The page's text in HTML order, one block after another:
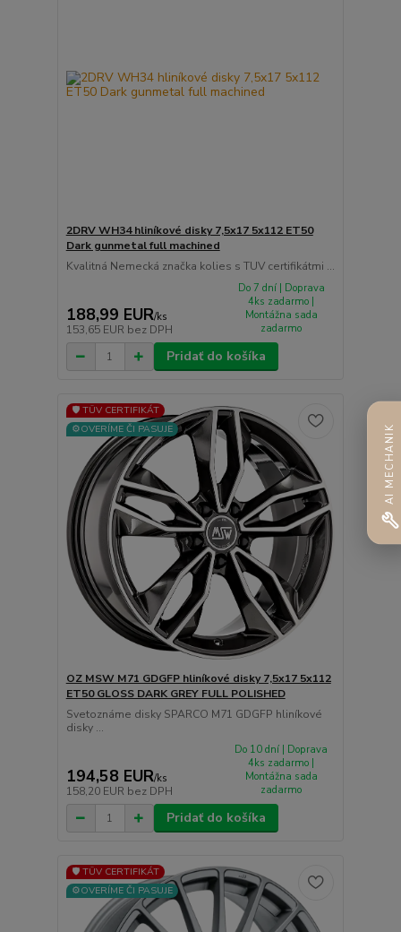
2DRV WH34 hliníkové disky 7,5x17 5x112 ET50
Dark gunmetal full machined
Kvalitná Nemecká značka kolies s TUV certifikátmi ...
188,99 EUR/ks
153,65 EUR bez DPH
Do 7 dní | Doprava
4ks zadarmo |
Montážna sada
zadarmo
Pridať do košíka
🛡️ TÜV CERTIFIKÁT
⚙️OVERÍME ČI PASUJE
OZ MSW M71 GDGFP hliníkové disky 7,5x17 5x112
ET50 GLOSS DARK GREY FULL POLISHED
Svetoznáme disky SPARCO M71 GDGFP hliníkové
disky ...
194,58 EUR/ks
158,20 EUR bez DPH
Do 10 dní | Doprava
4ks zadarmo |
Montážna sada
zadarmo
Pridať do košíka
🛡️ TÜV CERTIFIKÁT
⚙️OVERÍME ČI PASUJE
AI MECHANIK